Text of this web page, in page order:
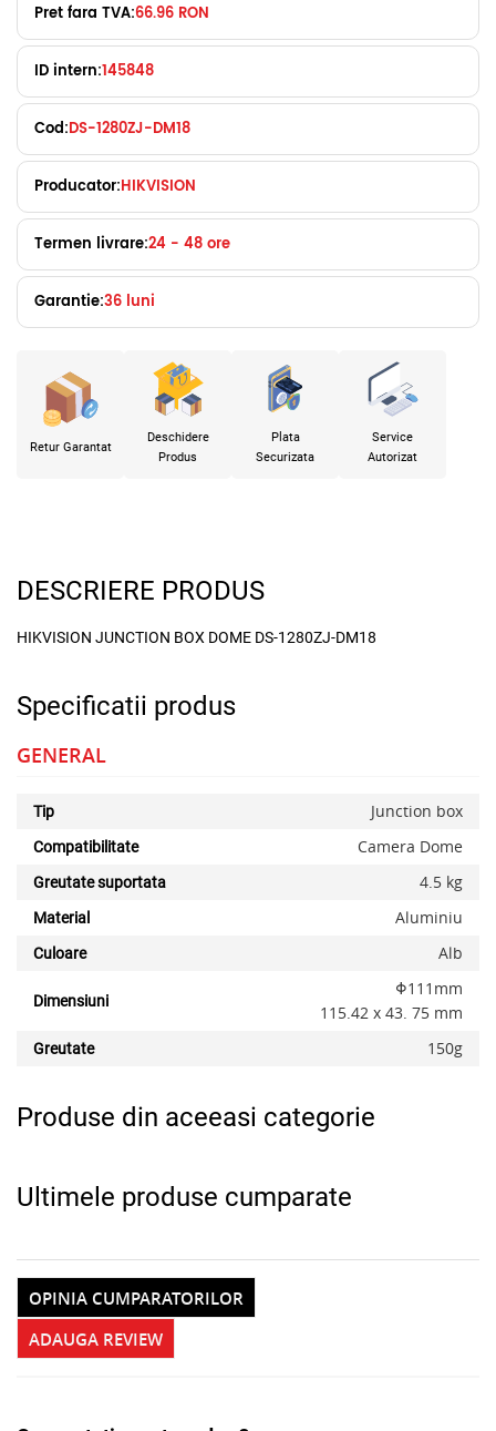
Pret fara TVA:66.96 RON
ID intern:145848
Cod:DS-1280ZJ-DM18
Producator:HIKVISION
Termen livrare:24 - 48 ore
Garantie:36 luni
Retur Garantat
Deschidere
Produs
Plata
Securizata
Service
Autorizat
DESCRIERE PRODUS
HIKVISION JUNCTION BOX DOME DS-1280ZJ-DM18
Specificatii produs
GENERAL
Tip Junction box
Compatibilitate Camera Dome
Greutate suportata 4.5 kg
Material Aluminiu
Culoare Alb
Dimensiuni
Φ111mm
115.42 x 43. 75 mm
Greutate 150g
Produse din aceeasi categorie
Ultimele produse cumparate
ADAUGA REVIEW
OPINIA CUMPARATORILOR
x